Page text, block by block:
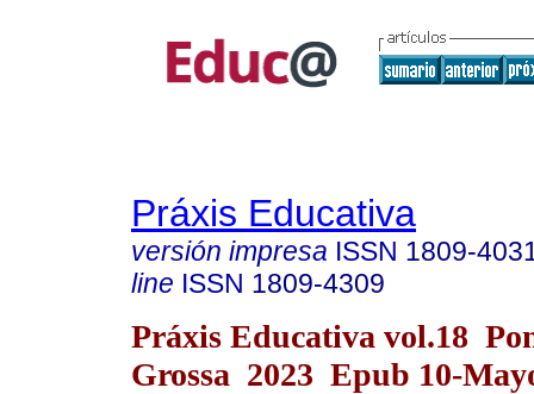
Práxis Educativa
versión impresa ISSN 1809-
line ISSN 1809-4309
Práxis Educativa vol.18
Grossa 2023 Epub 10-